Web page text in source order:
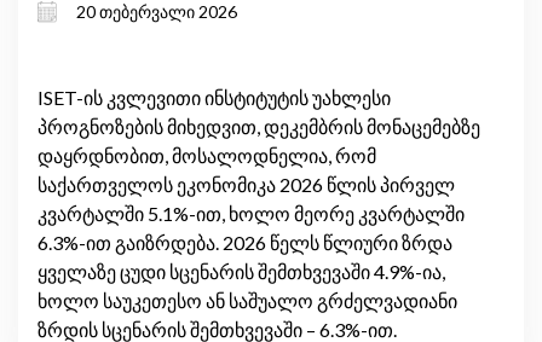
საგარეო არასტაბილურობის ფონზე
20 თებერვალი 2026
ISET-ის კვლევითი ინსტიტუტის უახლესი
პროგნოზების მიხედვით, დეკემბრის მონაცემებზე
დაყრდნობით, მოსალოდნელია, რომ
საქართველოს ეკონომიკა 2026 წლის პირველ
კვარტალში 5.1%-ით, ხოლო მეორე კვარტალში
6.3%-ით გაიზრდება. 2026 წელს წლიური ზრდა
ყველაზე ცუდი სცენარის შემთხვევაში 4.9%-ია,
ხოლო საუკეთესო ან საშუალო გრძელვადიანი
ზრდის სცენარის შემთხვევაში – 6.3%-ით.